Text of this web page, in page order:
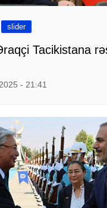
slider
Tacikistana
- 21:41